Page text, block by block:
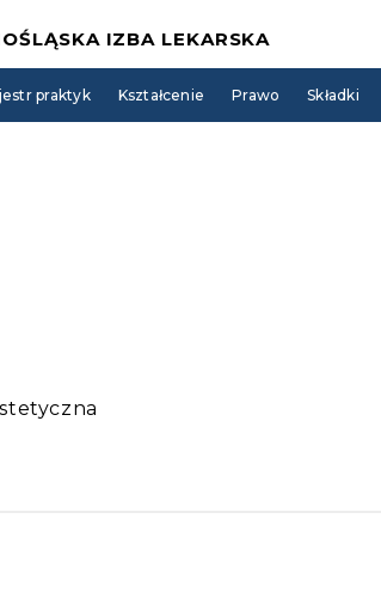
IZBA LEKARSKA
praktyk Kształcenie Prawo Składki